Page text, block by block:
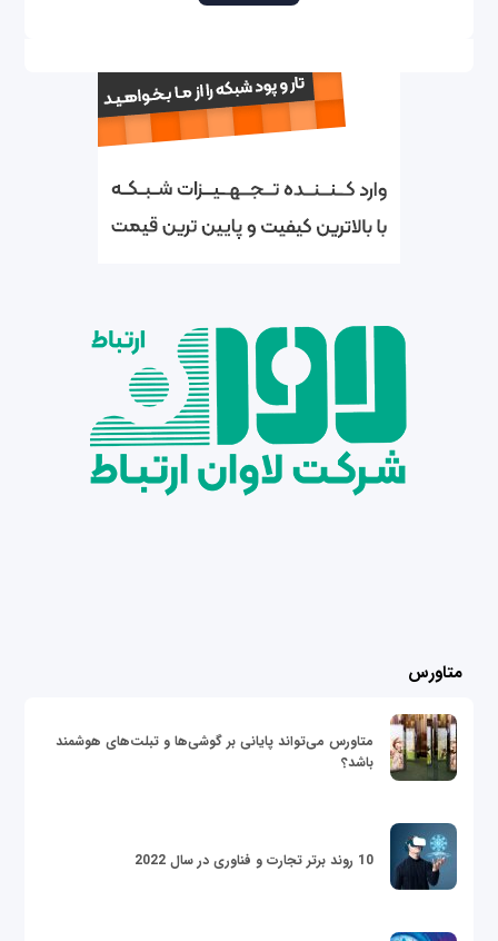
متاورس
متاورس می‌تواند پایانی بر گوشی‌ها و تبلت‌های هوشمند
باشد؟
10 روند برتر تجارت و فناوری در سال 2022